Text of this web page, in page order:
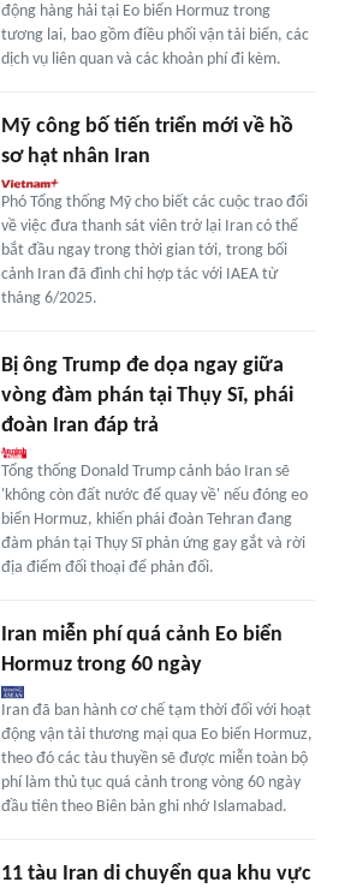
động hàng hải tại Eo biển Hormuz trong
tương lai, bao gồm điều phối vận tải biển, các
dịch vụ liên quan và các khoản phí đi kèm.
Mỹ công bố tiến triển mới về hồ
sơ hạt nhân Iran
Phó Tổng thống Mỹ cho biết các cuộc trao đổi
về việc đưa thanh sát viên trở lại Iran có thể
bắt đầu ngay trong thời gian tới, trong bối
cảnh Iran đã đình chỉ hợp tác với IAEA từ
tháng 6/2025.
Bị ông Trump đe dọa ngay giữa
vòng đàm phán tại Thụy Sĩ, phái
đoàn Iran đáp trả
Tổng thống Donald Trump cảnh báo Iran sẽ
'không còn đất nước để quay về' nếu đóng eo
biển Hormuz, khiến phái đoàn Tehran đang
đàm phán tại Thụy Sĩ phản ứng gay gắt và rời
địa điểm đối thoại để phản đối.
Iran miễn phí quá cảnh Eo biển
Hormuz trong 60 ngày
Iran đã ban hành cơ chế tạm thời đối với hoạt
động vận tải thương mại qua Eo biển Hormuz,
theo đó các tàu thuyền sẽ được miễn toàn bộ
phí làm thủ tục quá cảnh trong vòng 60 ngày
đầu tiên theo Biên bản ghi nhớ Islamabad.
11 tàu Iran di chuyển qua khu vực